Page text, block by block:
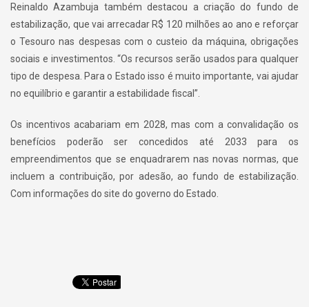
Reinaldo Azambuja também destacou a criação do fundo de
estabilização, que vai arrecadar R$ 120 milhões ao ano e reforçar
o Tesouro nas despesas com o custeio da máquina, obrigações
sociais e investimentos. “Os recursos serão usados para qualquer
tipo de despesa. Para o Estado isso é muito importante, vai ajudar
no equilíbrio e garantir a estabilidade fiscal”.
Os incentivos acabariam em 2028, mas com a convalidação os
benefícios poderão ser concedidos até 2033 para os
empreendimentos que se enquadrarem nas novas normas, que
incluem a contribuição, por adesão, ao fundo de estabilização.
Com informações do site do governo do Estado.